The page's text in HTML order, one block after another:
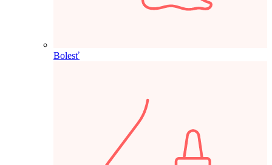
Bolesť